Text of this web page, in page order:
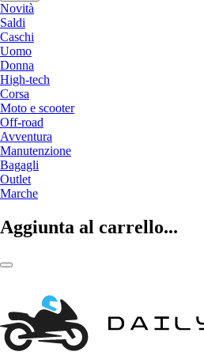
Novità
Saldi
Caschi
Uomo
Donna
High-tech
Corsa
Moto e scooter
Off-road
Avventura
Manutenzione
Bagagli
Outlet
Marche
Aggiunta al carrello...